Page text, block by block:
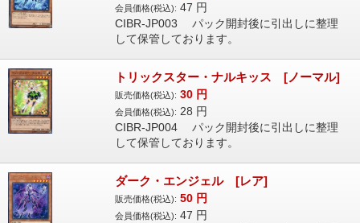
会員価格(税込): 47 円
CIBR-JP003 パック開封後に引出しに整理
して保管しております。
トリックスター・ナルキッス [ノーマル]
販売価格(税込): 30 円
会員価格(税込): 28 円
CIBR-JP004 パック開封後に引出しに整理
して保管しております。
ダーク・エンジェル [レア]
販売価格(税込): 50 円
会員価格(税込): 47 円